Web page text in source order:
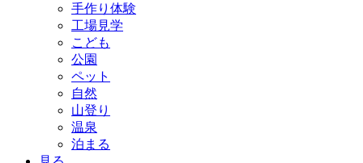
手作り体験
工場見学
こども
公園
ペット
自然
山登り
温泉
泊まる